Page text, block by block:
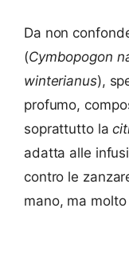
Da non
(Cymbopogon
winterianus),
profumo,
soprattutto la
adatta alle
contro le
mano, ma